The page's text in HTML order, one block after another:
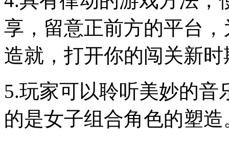
享，留意正前方的平台
造就，打开你的闯关新时
5.玩家可以聆听美妙的
的是女子组合角色的塑